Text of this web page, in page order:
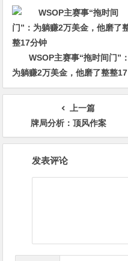
WSOP主赛事“拖时间门”：
为躺赚2万美金，他磨了整整17
分钟
上一篇
牌局分析：顶风作案
发表评论